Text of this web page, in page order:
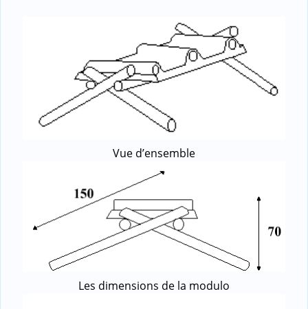
Vue d’ensemble
Les dimensions de la modulo